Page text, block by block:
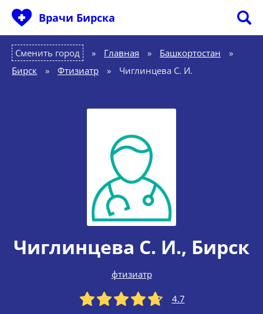
Врачи Бирска
Сменить город Главная » Башкортостан
»
Бирск
» Фтизиатр » Чиглинцева С. И.
Чиглинцева С. И., Бирск
фтизиатр
4.7